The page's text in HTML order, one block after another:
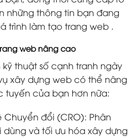
những thông tin bạn đang
trình làm tạo trang web .
web nâng cao
kỹ thuật số cạnh tranh ngày
xây dựng web có thể nâng
tuyến của bạn hơn nữa:
Chuyển đổi (CRO): Phân
dùng và tối ưu hóa xây dựng